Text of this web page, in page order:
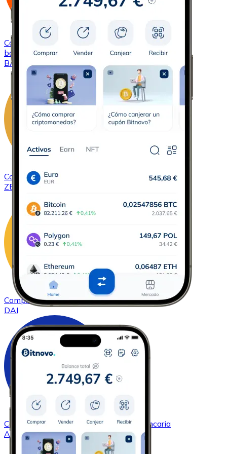
Comprar
bancaria
BAT
ComprarZCash
con transferencia bancaria
ZEC
ComprarDAIcon transferencia bancaria
DAI
ComprarCardanocon transferencia bancaria
ADA